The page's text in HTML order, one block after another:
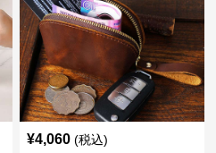
¥4,060 (税込)